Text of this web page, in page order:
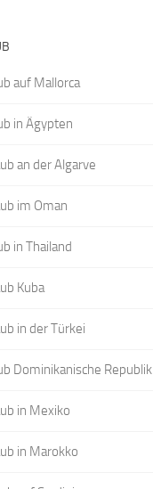
auf Mallorca
in Ägypten
an der Algarve
im Oman
in Thailand
Kuba
in der Türkei
Dominikanische Republik
in Mexiko
in Marokko